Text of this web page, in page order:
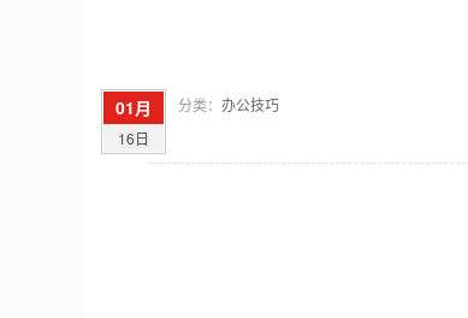
01月
16日
分类： 办公技巧